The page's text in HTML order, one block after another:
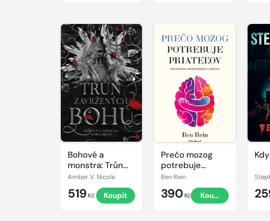
Bohové a
monstra: Trůn
zavržených bohů
Amber V. Nicole
519 Kč Koupit
Prečo mozog
potrebuje
priateľov
Ben Rein
390 Kč Koupit